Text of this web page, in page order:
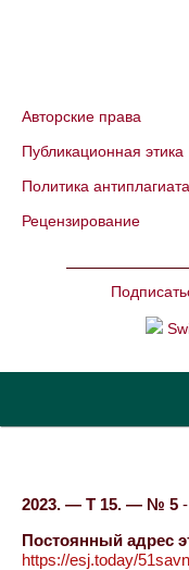
Авторские права
Публикационная этика
Политика антиплагиата
Рецензирование
2023. — Т 15. — № 5 -
Постоянный адрес
https://esj.today/